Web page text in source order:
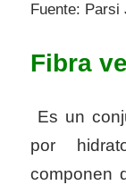
Fuente:
Fibra
Es un
por
componen